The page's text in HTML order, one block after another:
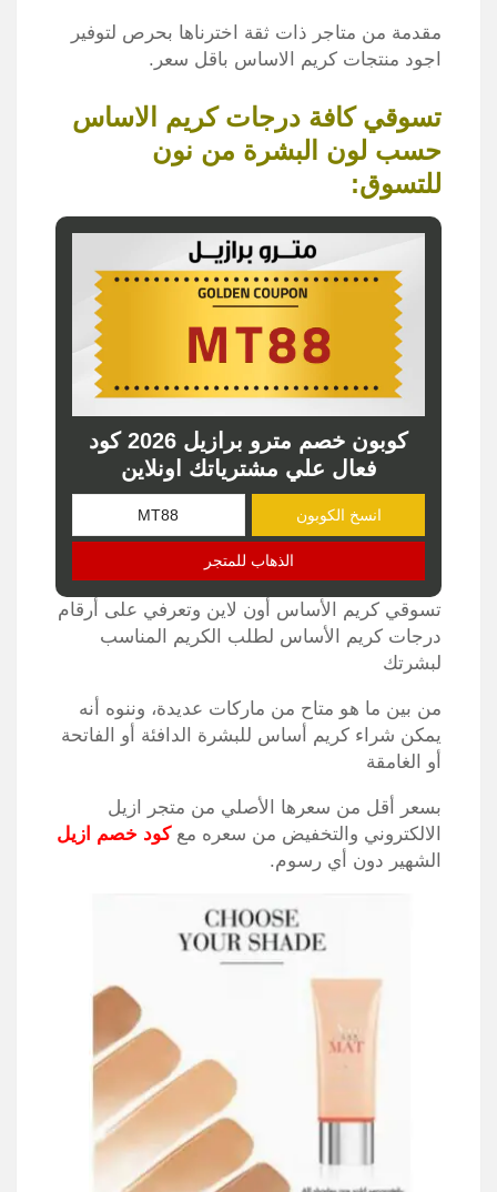
مقدمة من متاجر ذات ثقة اخترناها بحرص لتوفير
اجود منتجات كريم الاساس باقل سعر.
تسوقي كافة درجات كريم الاساس
حسب لون البشرة من نون
للتسوق:
كوبون خصم مترو برازيل 2026 كود
فعال علي مشترياتك اونلاين
انسخ الكوبون
الذهاب للمتجر
تسوقي كريم الأساس أون لاين وتعرفي على أرقام
درجات كريم الأساس لطلب الكريم المناسب
لبشرتك
من بين ما هو متاح من ماركات عديدة، وننوه أنه
يمكن شراء كريم أساس للبشرة الدافئة أو الفاتحة
أو الغامقة
بسعر أقل من سعرها الأصلي من متجر ازيل
الالكتروني والتخفيض من سعره معكود خصم ازيل
الشهير دون أي رسوم.